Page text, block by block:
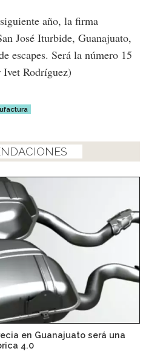
año, la firma
José Iturbide, Guanajuato,
escapes. Será la número 15
Rodríguez)
en Guanajuato será una
4.0